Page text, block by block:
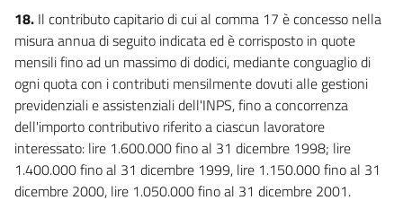
18. Il contributo capitario di cui al comma 17 è concesso nella
misura annua di seguito indicata ed è corrisposto in quote
mensili fino ad un massimo di dodici, mediante conguaglio di
ogni quota con i contributi mensilmente dovuti alle gestioni
previdenziali e assistenziali dell'INPS, fino a concorrenza
dell'importo contributivo riferito a ciascun lavoratore
interessato: lire 1.600.000 fino al 31 dicembre 1998; lire
1.400.000 fino al 31 dicembre 1999, lire 1.150.000 fino al 31
dicembre 2000, lire 1.050.000 fino al 31 dicembre 2001.